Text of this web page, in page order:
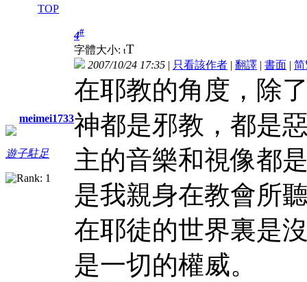
TOP
meimei1733
遊子駐足
4#
字體大小: tT
2007/10/24 17:35 | 只看該作者 | 翻譯 | 書面 | 简
在耶教的角度，除
神都是邪教，都是
主的音樂和視像都
是我親身在教會所
在耶徒的世界裏是
是一切的權威。